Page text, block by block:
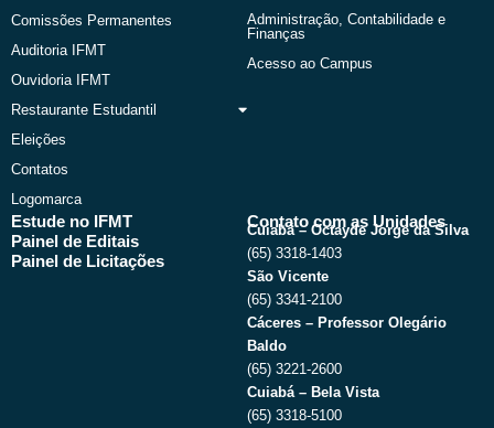
Comissões Permanentes
Auditoria IFMT
Ouvidoria IFMT
Restaurante Estudantil
Eleições
Contatos
Logomarca
Administração, Contabilidade e
Finanças
Acesso ao Campus
Estude no IFMT
Painel de Editais
Painel de Licitações
Contato com as Unidades
Cuiabá – Octayde Jorge da Silva
(65) 3318-1403
São Vicente
(65) 3341-2100
Cáceres – Professor Olegário
Baldo
(65) 3221-2600
Cuiabá – Bela Vista
(65) 3318-5100